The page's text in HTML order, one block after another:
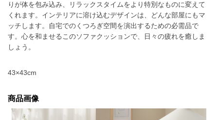
りが体を包み込み、リラックスタイムをより特別なものに変えて
くれます。インテリアに溶け込むデザインは、どんな部屋にもマ
ッチします。自宅でのくつろぎ空間を演出するための必需品で
す。心を和ませるこのソファクッションで、日々の疲れを癒しま
しょう。
43×43cm
商品画像